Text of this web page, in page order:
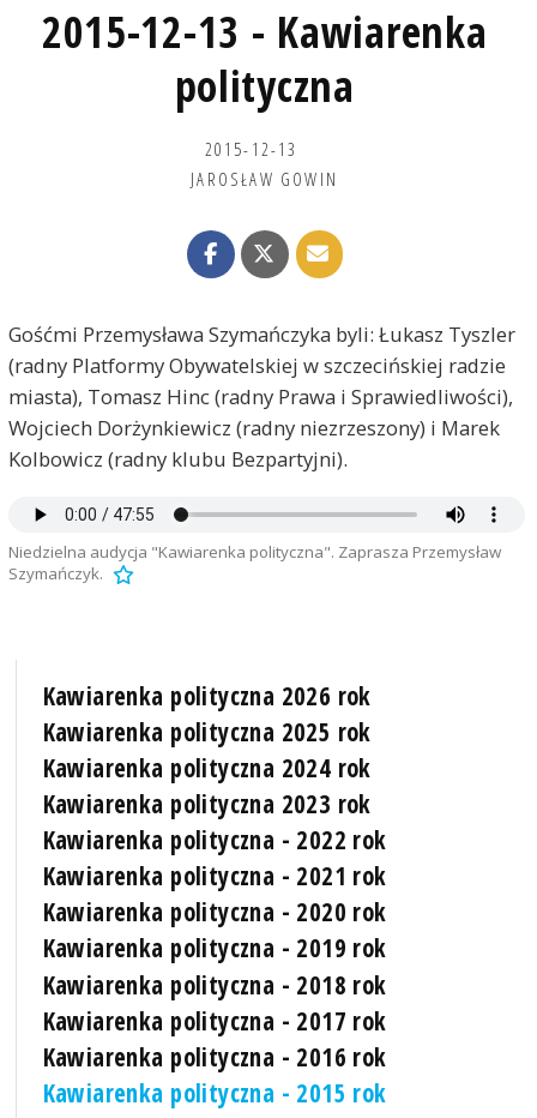
2015-12-13 - Kawiarenka
polityczna
2015-12-13
JAROSŁAW GOWIN
Gośćmi Przemysława Szymańczyka byli: Łukasz Tyszler
(radny Platformy Obywatelskiej w szczecińskiej radzie
miasta), Tomasz Hinc (radny Prawa i Sprawiedliwości),
Wojciech Dorżynkiewicz (radny niezrzeszony) i Marek
Kolbowicz (radny klubu Bezpartyjni).
Niedzielna audycja "Kawiarenka polityczna". Zaprasza Przemysław
Szymańczyk.
Kawiarenka polityczna 2026 rok
Kawiarenka polityczna 2025 rok
Kawiarenka polityczna 2024 rok
Kawiarenka polityczna 2023 rok
Kawiarenka polityczna - 2022 rok
Kawiarenka polityczna - 2021 rok
Kawiarenka polityczna - 2020 rok
Kawiarenka polityczna - 2019 rok
Kawiarenka polityczna - 2018 rok
Kawiarenka polityczna - 2017 rok
Kawiarenka polityczna - 2016 rok
Kawiarenka polityczna - 2015 rok